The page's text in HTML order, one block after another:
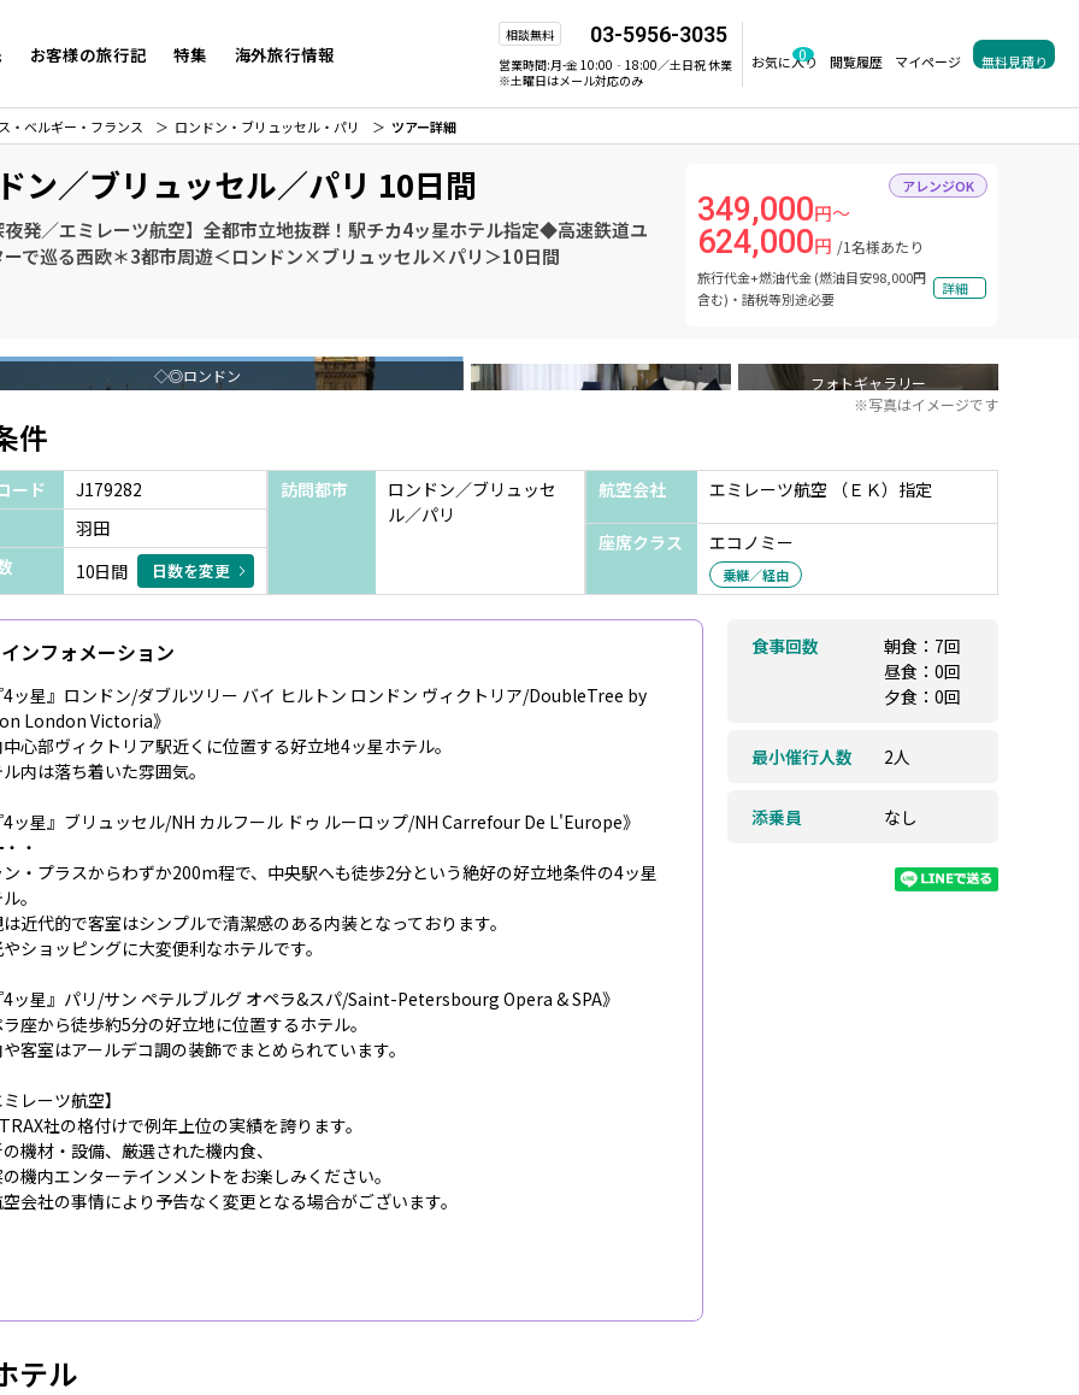
お客様の旅行記 特集 海外旅行情報
相談無料 03-5956-3035
営業時間:月-金 10:00‐18:00／土日祝 休業
※土曜日はメール対応のみ
お気に入り
0 閲覧履歴 マイページ 無料見積り
・ベルギー・フランス ロンドン・ブリュッセル・パリ ツアー詳細
ン／ブリュッセル／パリ 10日間
発／エミレーツ航空】全都市立地抜群！駅チカ4ッ星ホテル指定◆高速鉄道ユ
ーで巡る西欧＊3都市周遊＜ロンドン×ブリュッセル×パリ＞10日間
アレンジOK
349,000円～
624,000円 /1名様あたり
旅行代金+燃油代金 (燃油目安98,000円
含む)・諸税等別途必要
詳細
◇◎ロンドン
フォトギャラリー
※写真はイメージです
件
ード
J179282
羽田
10日間 日数を変更
訪問都市
ロンドン／ブリュッセ
ル／パリ
航空会社 エミレーツ航空 （ＥＫ）指定
座席クラス エコノミー
乗継／経由
インフォメーション
ッ星』ロンドン/ダブルツリー バイ ヒルトン ロンドン ヴィクトリア/DoubleTree by
London Victoria》
心部ヴィクトリア駅近くに位置する好立地4ッ星ホテル。
内は落ち着いた雰囲気。
ッ星』ブリュッセル/NH カルフール ドゥ ルーロップ/NH Carrefour De L'Europe》
・
・プラスからわずか200m程で、中央駅へも徒歩2分という絶好の好立地条件の4ッ星
。
近代的で客室はシンプルで清潔感のある内装となっております。
ショッピングに大変便利なホテルです。
ッ星』パリ/サン ペテルブルグ オペラ&スパ/Saint-Petersbourg Opera & SPA》
座から徒歩約5分の好立地に位置するホテル。
客室はアールデコ調の装飾でまとめられています。
レーツ航空】
社の格付けで例年上位の実績を誇ります。
機材・設備、厳選された機内食、
機内エンターテインメントをお楽しみください。
会社の事情により予告なく変更となる場合がございます。
食事回数
朝食：7回
昼食：0回
夕食：0回
最小催行人数 2人
添乗員 なし
テル